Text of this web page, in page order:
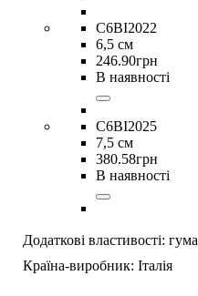
C6BI2022
6,5 см
246.90грн
В наявності
C6BI2025
7,5 см
380.58грн
В наявності
Додаткові властивості: гума
Країна-виробник: Італія